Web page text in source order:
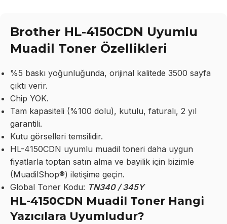
Brother HL-4150CDN Uyumlu
Muadil Toner Özellikleri
%5 baskı yoğunluğunda, orijinal kalitede 3500 sayfa
çıktı verir.
Chip YOK.
Tam kapasiteli (%100 dolu), kutulu, faturalı, 2 yıl
garantili.
Kutu görselleri temsilidir.
HL-4150CDN uyumlu muadil toneri daha uygun
fiyatlarla toptan satın alma ve bayilik için bizimle
(MuadilShop®) iletişime geçin.
Global Toner Kodu: TN340 / 345Y
HL-4150CDN Muadil Toner Hangi
Yazıcılara Uyumludur?